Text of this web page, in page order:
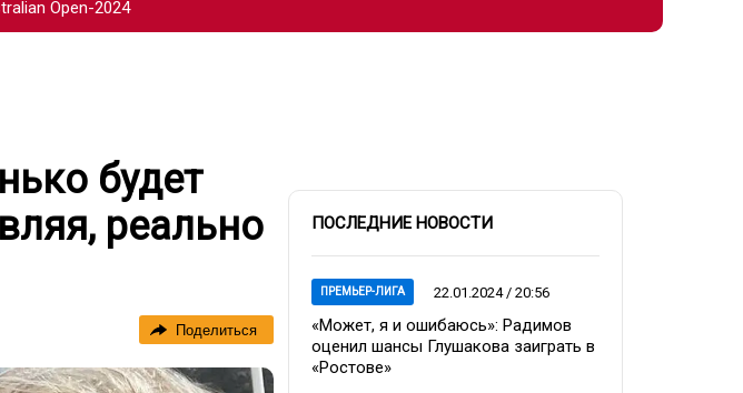
Open-2024
будет
реально
Поделиться
ПОСЛЕДНИЕ НОВОСТИ
ПРЕМЬЕР-ЛИГА 22.01.2024 / 20:56
«Может, я и ошибаюсь»: Радимов
оценил шансы Глушакова заиграть в
«Ростове»